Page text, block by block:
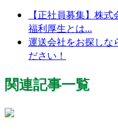
【正社員募集】株
福利厚生とは...
運送会社をお探しな
ださい！
関連記事一覧